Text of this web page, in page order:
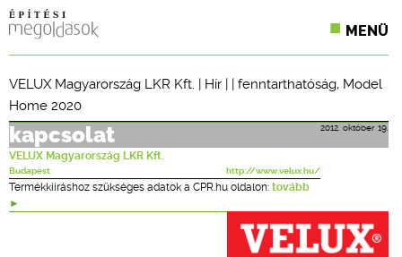
MENÜ
CPR TERMÉKKIÍRÁS
ÉPÍTÉSI JOG
ONLINE KÉPZÉSEK
VELUX Magyarország LKR Kft. | Hír | | fenntarthatóság, Model
Home 2020
2012. október 19.
kapcsolat
VELUX Magyarország LKR Kft.
Budapest http://www.velux.hu/
Termékkiíráshoz szükséges adatok a CPR.hu oldalon: tovább